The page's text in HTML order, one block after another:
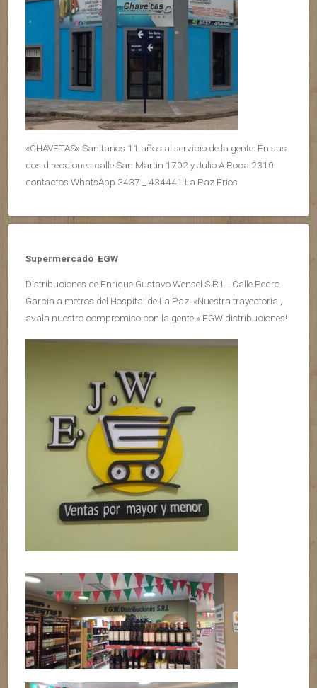
«CHAVETAS» Sanitarios 11 años al servicio de la gente. En sus
dos direcciones calle San Martin 1702 y Julio A Roca 2310
contactos WhatsApp 3437 _ 434441 La Paz Erios
Supermercado EGW
Distribuciones de Enrique Gustavo Wensel S.R.L . Calle Pedro
Garcia a metros del Hospital de La Paz. «Nuestra trayectoria ,
avala nuestro compromiso con la gente » EGW distribuciones!